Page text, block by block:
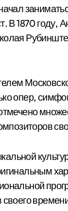
В 1870 году,
опер,
своего